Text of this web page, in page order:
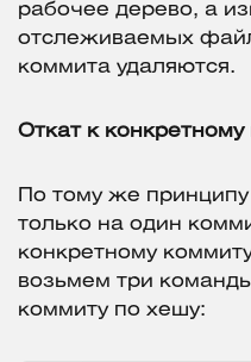
рабочее дерево, а
отслеживаемых
коммита удаляются.
Откат к конкретному
По тому же
только на один
конкретному
возьмем три
коммиту по хешу: